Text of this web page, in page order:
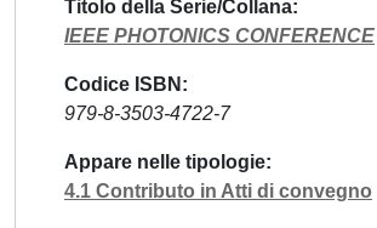
Titolo della Serie/Collana
IEEE PHOTONICS CONFERENCE
Codice ISBN
979-8-3503-4722-7
Appare nelle tipologie
4.1 Contributo in Atti di convegno